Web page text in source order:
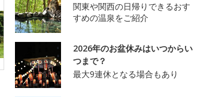
関東や関西の日帰りできるおす
すめの温泉をご紹介
2026年のお盆休みはいつからい
つまで？
最大9連休となる場合もあり